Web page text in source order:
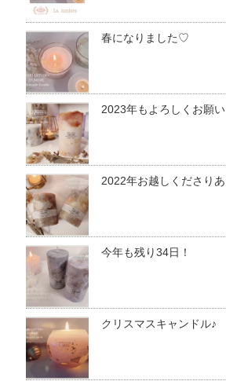
春になりました♡
2023年もよろしくお願
2022年お越しくださり
今年も残り34日！
クリスマスキャンドル♪